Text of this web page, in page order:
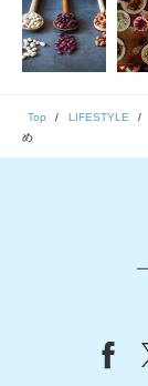
Top LIFESTYLE
め